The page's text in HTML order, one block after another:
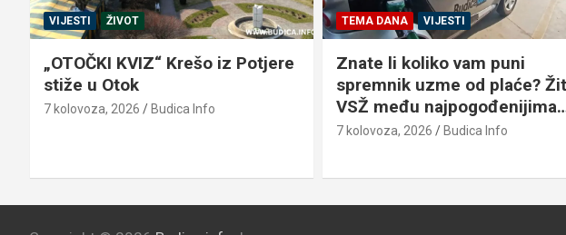
VIJESTI ŽIVOT
„OTOČKI KVIZ“ Krešo iz Potjere
stiže u Otok
7 kolovoza, 2026 Budica Info
TEMA DANA VIJESTI
Znate li koliko vam puni
spremnik uzme od plaće?
VSŽ među
7 kolovoza, 2026 Budica Info